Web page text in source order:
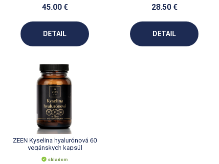
45.00 €
DETAIL
28.50 €
DETAIL
ZEEN Kyselina hyalurónová 60
vegánskych kapsúl
skladom